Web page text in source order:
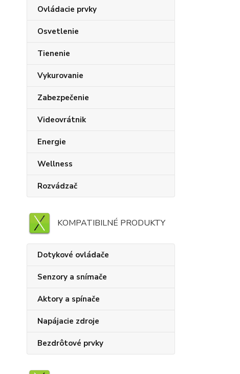
Ovládacie prvky
Osvetlenie
Tienenie
Vykurovanie
Zabezpečenie
Videovrátnik
Energie
Wellness
Rozvádzač
KOMPATIBILNÉ PRODUKTY
Dotykové ovládače
Senzory a snímače
Aktory a spínače
Napájacie zdroje
Bezdrôtové prvky